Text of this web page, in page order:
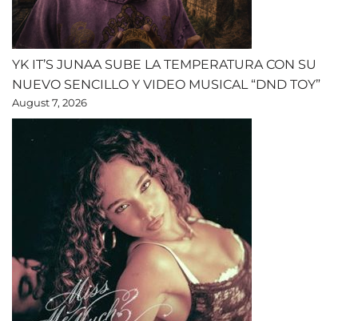
YK IT’S JUNAA SUBE LA TEMPERATURA CON SU
NUEVO SENCILLO Y VIDEO MUSICAL “DND TOY”
August 7, 2026